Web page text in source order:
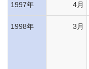
1997年 4月
1998年 3月